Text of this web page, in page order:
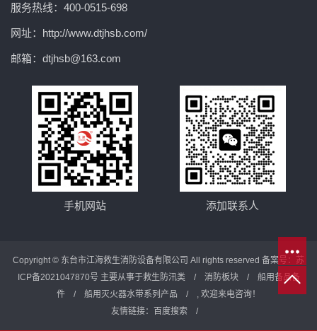
服务热线：400-0515-698
网址：http://www.dtjhsb.com/
邮箱：dtjhsb@163.com
手机网站 添加联系人
Copyright © 东台市江海救生消防设备有限公司 All rights reserved 备案号： 苏
ICP备2021047870号 主要从事于救生防汛类/ 消防板块/ 船用备品备
件 / 船用灭火器水带系列产品 / , 欢迎来电咨询！
友情链接： 百度搜索/